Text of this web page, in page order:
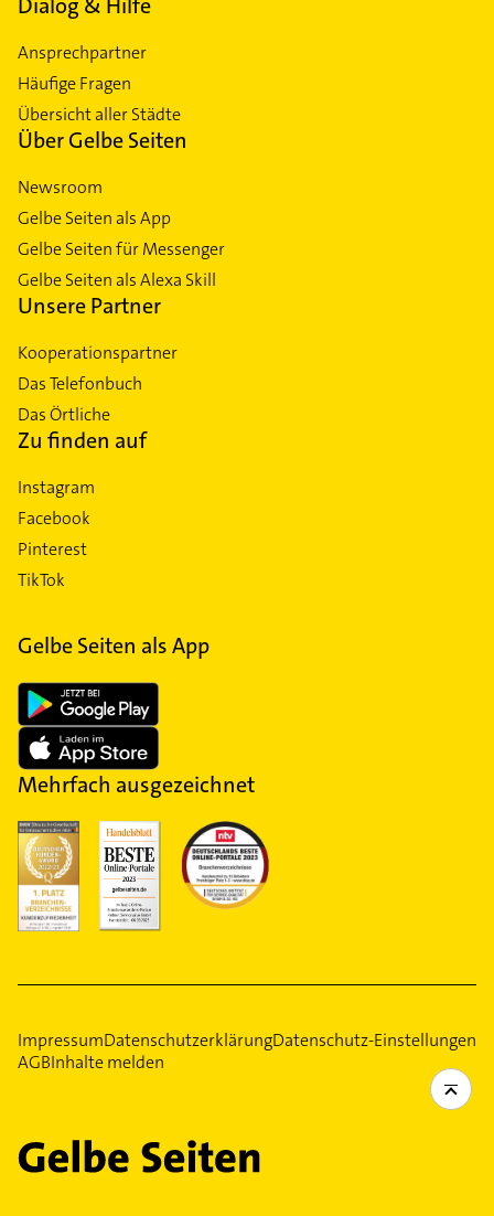
Ansprechpartner
Häufige Fragen
Übersicht aller Städte
Über Gelbe Seiten
Newsroom
Gelbe Seiten als App
Gelbe Seiten für Messenger
Gelbe Seiten als Alexa Skill
Unsere Partner
Kooperationspartner
Das Telefonbuch
Das Örtliche
Zu finden auf
Instagram
Facebook
Pinterest
TikTok
Gelbe Seiten als App
Mehrfach ausgezeichnet
ImpressumDatenschutzerklärungDatenschutz-Einstellungen
AGBInhalte melden